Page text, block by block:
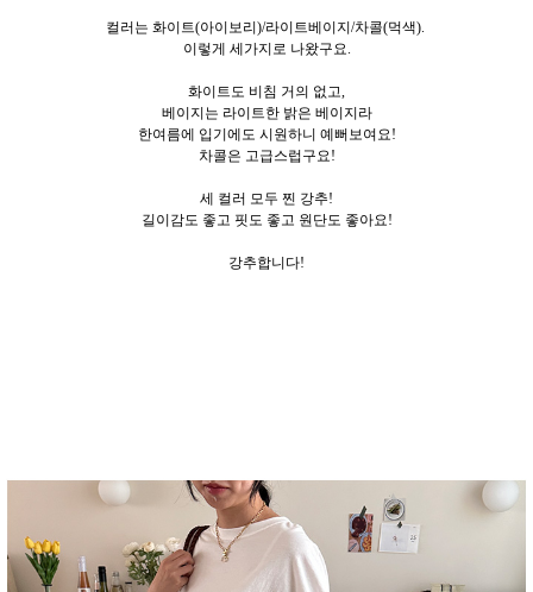
컬러는 화이트(아이보리)/라이트베이지/차콜(먹색).
이렇게 세가지로 나왔구요.
화이트도 비침 거의 없고,
베이지는 라이트한 밝은 베이지라
한여름에 입기에도 시원하니 예뻐보여요!
차콜은 고급스럽구요!
세 컬러 모두 찐 강추!
길이감도 좋고 핏도 좋고 원단도 좋아요!
강추합니다!